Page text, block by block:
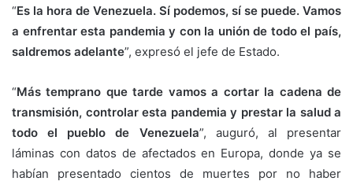
“Es la hora de Venezuela. Sí podemos, sí se puede. Vamos
a enfrentar esta pandemia y con la unión de todo el país,
saldremos adelante”, expresó el jefe de Estado.
“Más temprano que tarde vamos a cortar la cadena de
transmisión, controlar esta pandemia y prestar la salud a
todo el pueblo de Venezuela”, auguró, al presentar
láminas con datos de afectados en Europa, donde ya se
habían presentado cientos de muertes por no haber